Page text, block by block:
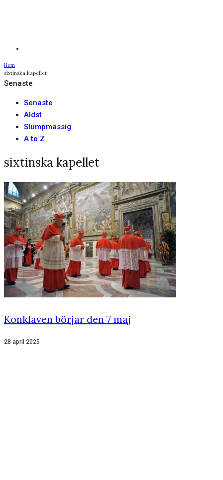
Hem
sixtinska kapellet
Senaste
Senaste
Äldst
Slumpmässig
A to Z
sixtinska kapellet
Konklaven börjar den 7 maj
28 april 2025